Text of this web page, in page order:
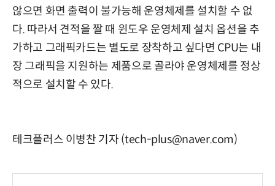
않으면 화면 출력이 불가능해 운영체제를 설치할 수 없
다. 따라서 견적을 짤 때 윈도우 운영체제 설치 옵션을 추
가하고 그래픽카드는 별도로 장착하고 싶다면 CPU는 내
장 그래픽을 지원하는 제품으로 골라야 운영체제를 정상
적으로 설치할 수 있다.
테크플러스 이병찬 기자 (tech-plus@naver.com)